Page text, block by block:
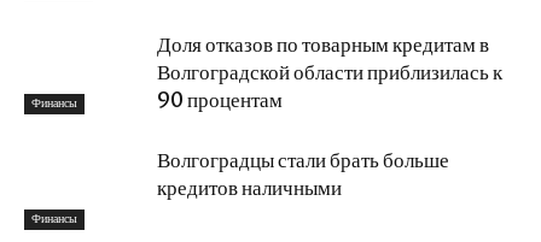
Финансы
Доля отказов по товарным кредитам в
Волгоградской области приблизилась к
90 процентам
Финансы
Волгоградцы стали брать больше
кредитов наличными